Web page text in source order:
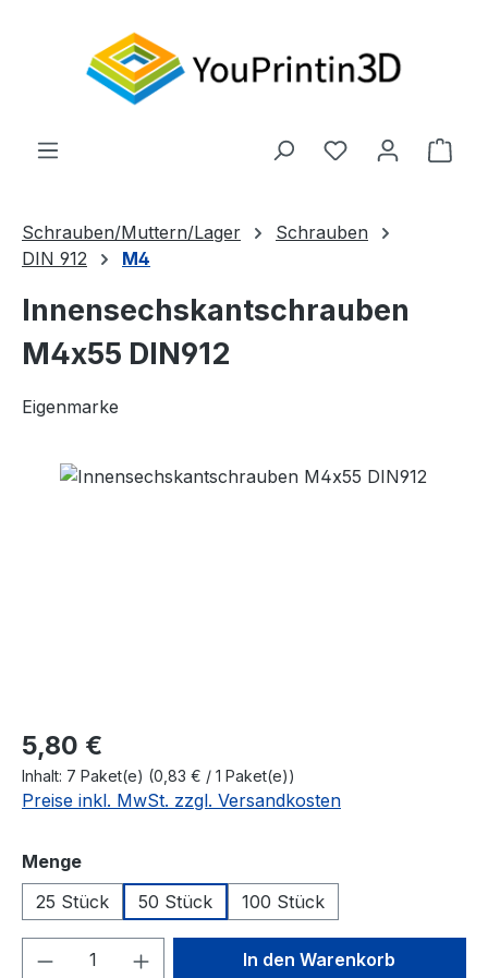
Du hast 0
Schrauben/Muttern/Lager
Schrauben
DIN 912
M4
Innensechskantschrauben
M4x55 DIN912
Eigenmarke
Regulärer Preis:
5,80 €
Inhalt: 7 Paket(e) (0,83 € / 1 Paket(e))
Preise inkl. MwSt. zzgl. Versandkosten
Mengeauswählen
25 Stück
50 Stück 100 Stück
Produkt Anzahl: Gib denIn den Warenkorb